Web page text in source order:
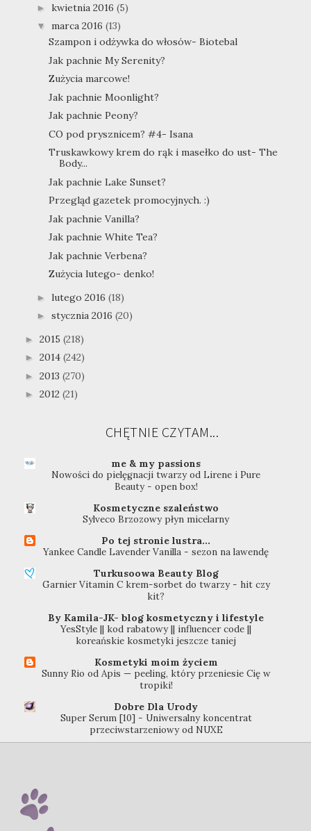
► kwietnia 2016 (5)
▼ marca 2016 (13)
Szampon i odżywka do włosów- Biotebal
Jak pachnie My Serenity?
Zużycia marcowe!
Jak pachnie Moonlight?
Jak pachnie Peony?
CO pod prysznicem? #4- Isana
Truskawkowy krem do rąk i masełko do ust- The
Body...
Jak pachnie Lake Sunset?
Przegląd gazetek promocyjnych. :)
Jak pachnie Vanilla?
Jak pachnie White Tea?
Jak pachnie Verbena?
Zużycia lutego- denko!
► lutego 2016 (18)
► stycznia 2016 (20)
► 2015 (218)
► 2014 (242)
► 2013 (270)
► 2012 (21)
CHĘTNIE CZYTAM...
me & my passions
Nowości do pielęgnacji twarzy od Lirene i Pure
Beauty - open box!
Kosmetyczne szaleństwo
Sylveco Brzozowy płyn micelarny
Po tej stronie lustra...
Yankee Candle Lavender Vanilla - sezon na lawendę
Turkusoowa Beauty Blog
Garnier Vitamin C krem-sorbet do twarzy - hit czy
kit?
By Kamila-JK- blog kosmetyczny i lifestyle
YesStyle || kod rabatowy || influencer code ||
koreańskie kosmetyki jeszcze taniej
Kosmetyki moim życiem
Sunny Rio od Apis — peeling, który przeniesie Cię w
tropiki!
Dobre Dla Urody
Super Serum [10] - Uniwersalny koncentrat
przeciwstarzeniowy od NUXE